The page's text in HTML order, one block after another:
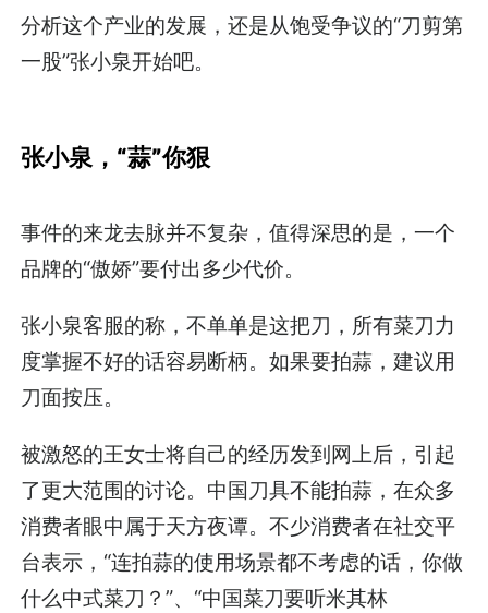
分析这个产业的发展，还是从饱受争议的“刀剪第
一股”张小泉开始吧。
张小泉，“蒜”你狠
事件的来龙去脉并不复杂，值得深思的是，一个
品牌的“傲娇”要付出多少代价。
张小泉客服的称，不单单是这把刀，所有菜刀力
度掌握不好的话容易断柄。如果要拍蒜，建议用
刀面按压。
被激怒的王女士将自己的经历发到网上后，引起
了更大范围的讨论。中国刀具不能拍蒜，在众多
消费者眼中属于天方夜谭。不少消费者在社交平
台表示，“连拍蒜的使用场景都不考虑的话，你做
什么中式菜刀？”、“中国菜刀要听米其林